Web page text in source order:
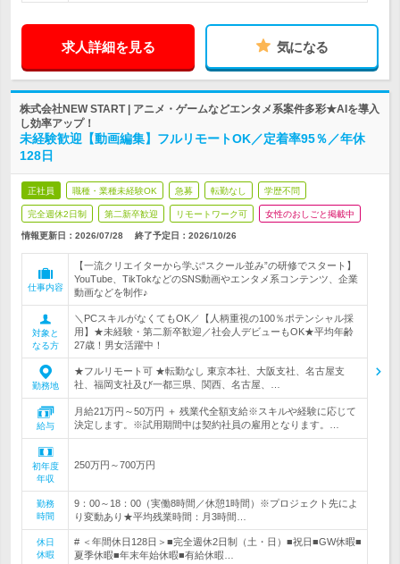
求人詳細を見る 気になる
株式会社NEW START | アニメ・ゲームなどエンタメ系案件多彩★AIを導入
し効率アップ！
未経験歓迎【動画編集】フルリモートOK／定着率95％／年休
128日
正社員 職種・業種未経験OK 急募 転勤なし 学歴不問
完全週休2日制 第二新卒歓迎 リモートワーク可 女性のおしごと掲載中
情報更新日：2026/07/28 終了予定日： 2026/10/26
仕事内容
【一流クリエイターから学ぶ“スクール並み”の研修でスタート】
YouTube、TikTokなどのSNS動画やエンタメ系コンテンツ、企業
動画などを制作♪
対象と
なる方
＼PCスキルがなくてもOK／【人柄重視の100％ポテンシャル採
用】★未経験・第二新卒歓迎／社会人デビューもOK★平均年齢
27歳！男女活躍中！
勤務地
★フルリモート可 ★転勤なし 東京本社、大阪支社、名古屋支
社、福岡支社及び一都三県、関西、名古屋、…
給与
月給21万円～50万円 ＋ 残業代全額支給※スキルや経験に応じて
決定します。※試用期間中は契約社員の雇用となります。…
初年度
年収
250万円～700万円
勤務
時間
9：00～18：00（実働8時間／休憩1時間）※プロジェクト先によ
り変動あり★平均残業時間：月3時間…
休日
休暇
# ＜年間休日128日＞■完全週休2日制（土・日）■祝日■GW休暇■
夏季休暇■年末年始休暇■有給休暇…